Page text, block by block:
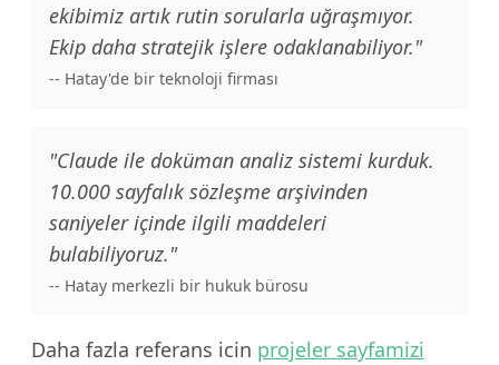
ekibimiz artık rutin sorularla uğraşmıyor.
Ekip daha stratejik işlere odaklanabiliyor."
-- Hatay'de bir teknoloji firması
"Claude ile doküman analiz sistemi kurduk.
10.000 sayfalık sözleşme arşivinden
saniyeler içinde ilgili maddeleri
bulabiliyoruz."
-- Hatay merkezli bir hukuk bürosu
Daha fazla referans icin projeler sayfamizi